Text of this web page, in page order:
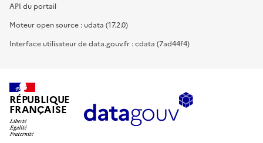
API du portail
Moteur open source : udata (17.2.0)
Interface utilisateur de data.gouv.fr : cdata (7ad44f4)
RÉPUBLIQUE
FRANÇAISE